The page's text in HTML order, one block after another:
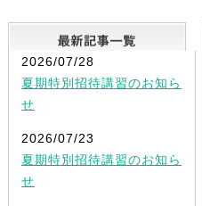
2026/07/28
夏期特別招待講習のお知ら
せ
2026/07/23
夏期特別招待講習のお知ら
せ